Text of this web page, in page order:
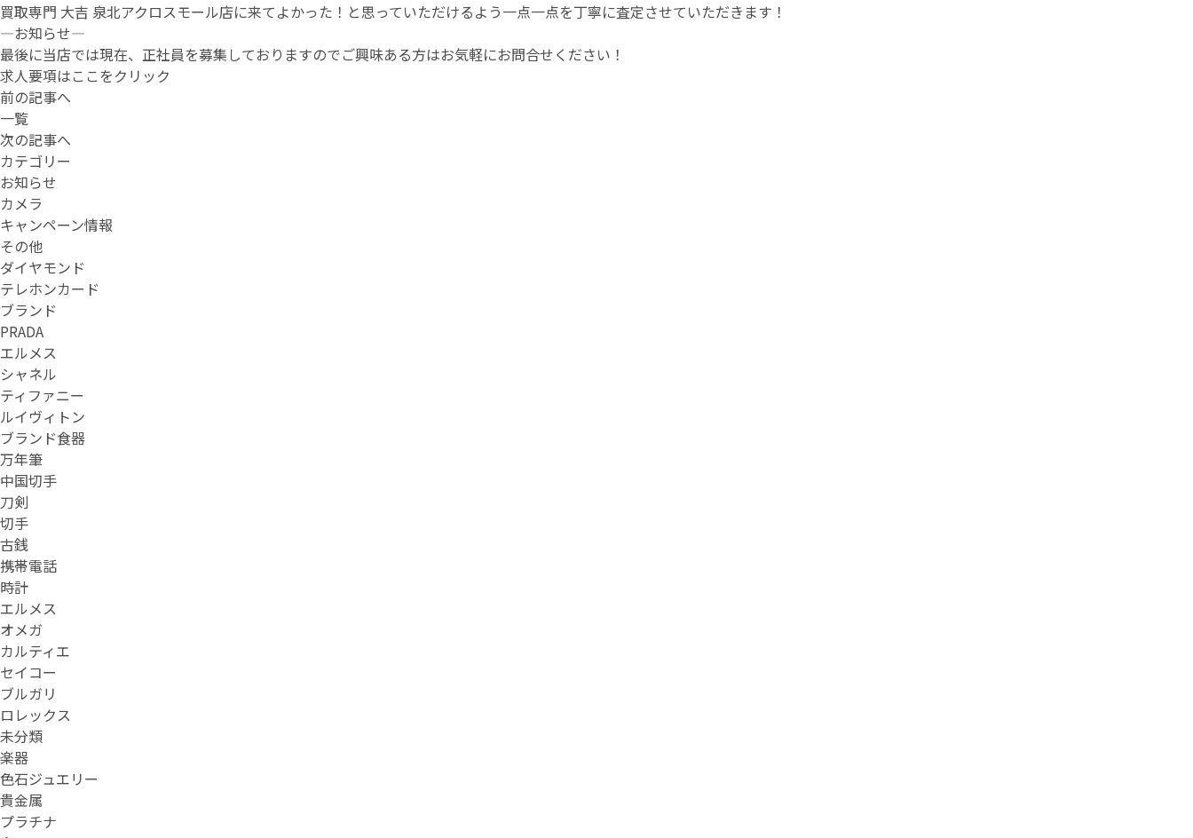
買取専門 大吉 泉北アクロスモール店に来てよかった！と思っていただけるよう一点一点を丁寧に査定させていただきます！
—お知らせ—
最後に当店では現在、正社員を募集しておりますのでご興味ある方はお気軽にお問合せください！
求人要項はここをクリック
前の記事へ
一覧
次の記事へ
カテゴリー
お知らせ
カメラ
キャンペーン情報
その他
ダイヤモンド
テレホンカード
ブランド
PRADA
エルメス
シャネル
ティファニー
ルイヴィトン
ブランド食器
万年筆
中国切手
刀剣
切手
古銭
携帯電話
時計
エルメス
オメガ
カルティエ
セイコー
ブルガリ
ロレックス
未分類
楽器
色石ジュエリー
貴金属
プラチナ